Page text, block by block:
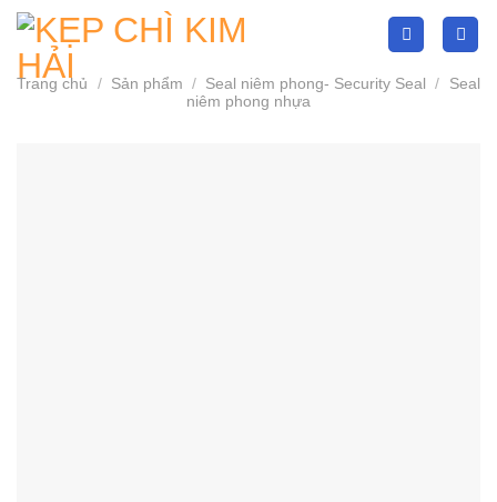
Skip
content
Trang chủ / Sản phẩm / Seal niêm phong- Security Seal /
Seal
niêm phong nhựa